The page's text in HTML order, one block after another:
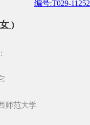
编号:T029-11252
)
师范大学